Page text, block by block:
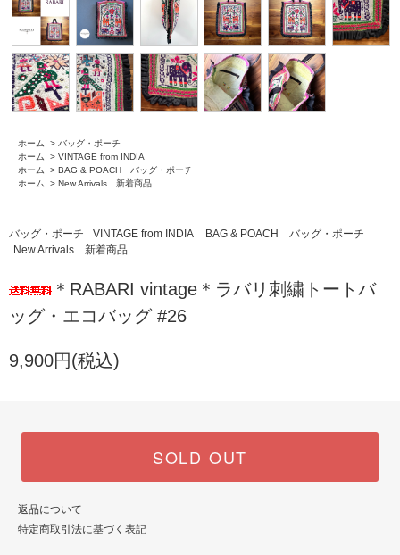
ホーム > バッグ・ポーチ
ホーム
> VINTAGE from INDIA
ホーム
> BAG & POACH バッグ・ポーチ
ホーム
> New Arrivals 新着商品
バッグ・ポーチ VINTAGE from INDIA
BAG & POACH バッグ・ポーチ
New Arrivals 新着商品
＊RABARI vintage＊ラバリ刺繍トートバ
ッグ・エコバッグ #26
9,900円(税込)
SOLD OUT
返品について
特定商取引法に基づく表記